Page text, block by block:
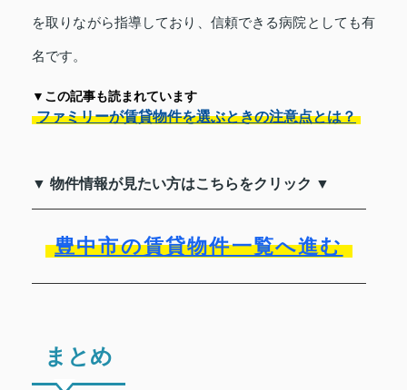
を取りながら指導しており、信頼できる病院としても有
名です。
▼この記事も読まれています
ファミリーが賃貸物件を選ぶときの注意点とは？
▼ 物件情報が見たい方はこちらをクリック ▼
豊中市の賃貸物件一覧へ進む
まとめ